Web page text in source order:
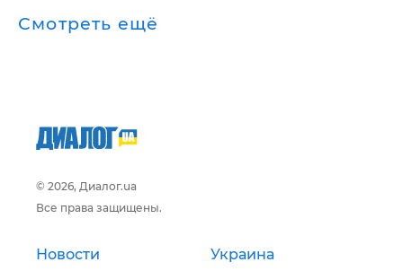
Смотреть ещё
© 2026, Диалог.ua
Все права защищены.
Новости Украина